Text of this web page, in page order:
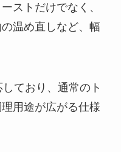
ストだけでなく、
温め直しなど、幅
ており、通常のト
用途が広がる仕様